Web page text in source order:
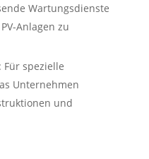
Wartungsdienste
Anlagen zu
Für spezielle
Unternehmen
und